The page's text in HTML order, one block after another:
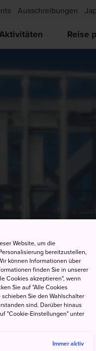
Ausschreibungen
Reise
Website, um die
bereitzustellen,
können Informationen über
finden Sie in unserer
Cookies akzeptieren", wenn
Sie auf "Alle Cookies
Sie den Wahlschalter
sind. Darüber hinaus
"Cookie-Einstellungen" unter
Immer aktiv